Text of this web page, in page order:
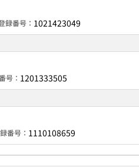
録番号： 1021423049
号： 1201333505
番号： 1110108659